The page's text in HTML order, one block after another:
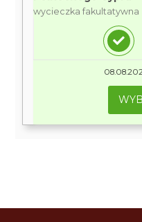
wycieczka fakultatywna